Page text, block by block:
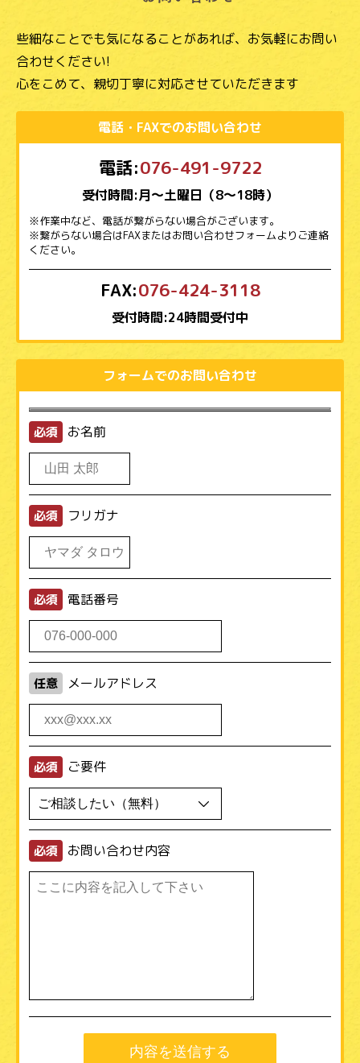
些細なことでも気になることがあれば、お気軽にお問い
合わせください!
心をこめて、親切丁寧に対応させていただきます
電話・FAXでのお問い合わせ
電話:076-491-9722
受付時間:月～土曜日（8～18時）
※作業中など、電話が繋がらない場合がございます。
※繋がらない場合はFAXまたはお問い合わせフォームよりご連絡
ください。
FAX:076-424-3118
受付時間:24時間受付中
フォームでのお問い合わせ
必須 お名前
必須 フリガナ
必須 電話番号
任意 メールアドレス
必須 ご要件
必須 お問い合わせ内容